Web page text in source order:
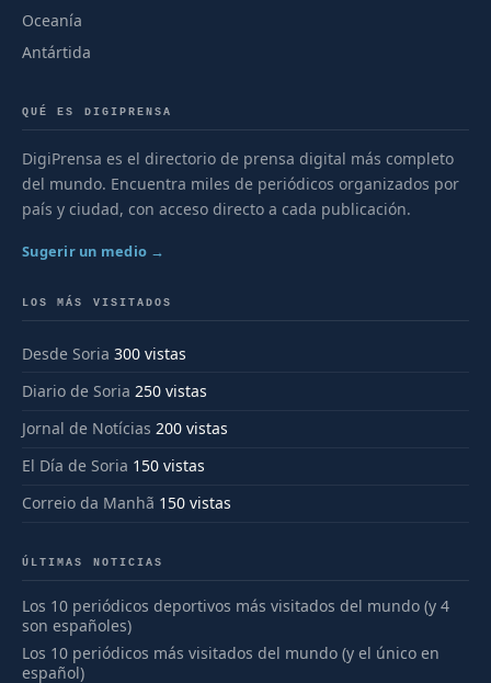
Oceanía
Antártida
QUÉ ES DIGIPRENSA
DigiPrensa es el directorio de prensa digital más completo
del mundo. Encuentra miles de periódicos organizados por
país y ciudad, con acceso directo a cada publicación.
Sugerir un medio →
LOS MÁS VISITADOS
Desde Soria 300 vistas
Diario de Soria 250 vistas
Jornal de Notícias 200 vistas
El Día de Soria 150 vistas
Correio da Manhã 150 vistas
ÚLTIMAS NOTICIAS
Los 10 periódicos deportivos más visitados del mundo (y 4
son españoles)
Los 10 periódicos más visitados del mundo (y el único en
español)